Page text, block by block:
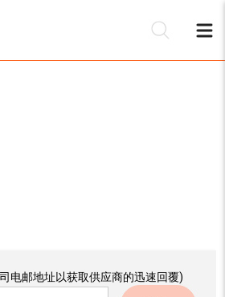
电邮地址以获取供应商的迅速回覆)